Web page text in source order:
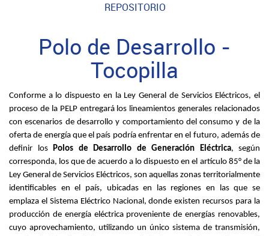
REPOSITORIO
Polo de Desarrollo -
Tocopilla
Conforme a lo dispuesto en la Ley General de Servicios Eléctricos, el
proceso de la PELP entregará los lineamientos generales relacionados
con escenarios de desarrollo y comportamiento del consumo y de la
oferta de energía que el país podría enfrentar en el futuro, además de
definir los Polos de Desarrollo de Generación Eléctrica, según
corresponda, los que de acuerdo a lo dispuesto en el artículo 85° de la
Ley General de Servicios Eléctricos, son aquellas zonas territorialmente
identificables en el país, ubicadas en las regiones en las que se
emplaza el Sistema Eléctrico Nacional, donde existen recursos para la
producción de energía eléctrica proveniente de energías renovables,
cuyo aprovechamiento, utilizando un único sistema de transmisión,